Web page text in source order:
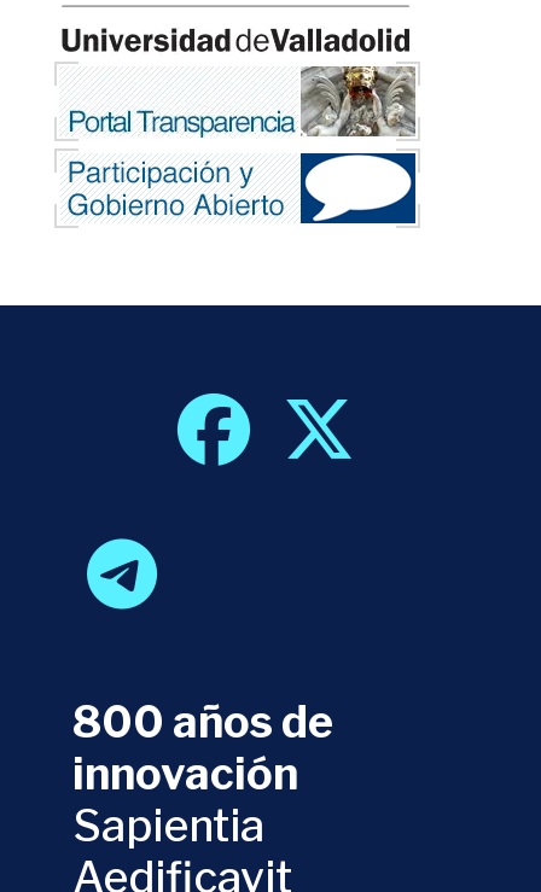
800 años de
innovación
Sapientia
Aedificavit